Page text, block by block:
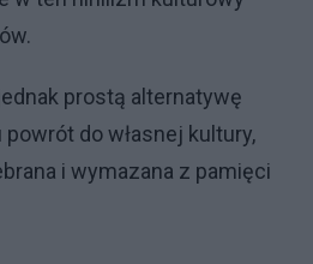
prostą alternatywę
do własnej kultury,
i wymazana z pamięci